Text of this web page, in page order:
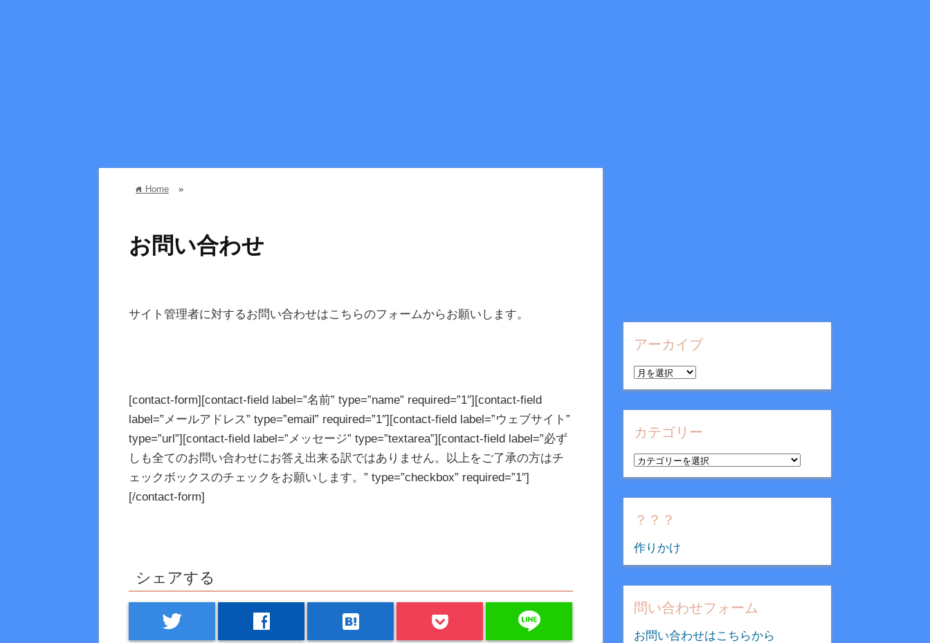
home Home »
お問い合わせ
サイト管理者に対するお問い合わせはこちらのフォームからお願いします。
[contact-form][contact-field label=”名前” type=”name” required=”1″][contact-field
label=”メールアドレス” type=”email” required=”1″][contact-field label=”ウェブサイト”
type=”url”][contact-field label=”メッセージ” type=”textarea”][contact-field label=”必ず
しも全てのお問い合わせにお答え出来る訳ではありません。以上をご了承の方はチ
ェックボックスのチェックをお願いします。” type=”checkbox” required=”1″]
[/contact-form]
シェアする
twitter facebook hatenabookmark line
アーカイブ
ア
ー
カ
イ
カテゴリー
カ
テ
ゴ
リ
？？？
作りかけ
問い合わせフォーム
お問い合わせはこちらから